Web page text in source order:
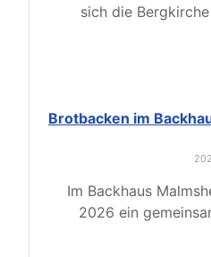
sich die
Brotbacken im
Im Backhaus
2026 ein